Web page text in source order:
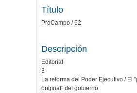
Título
ProCampo / 62
Descripción
Editorial
3
La reforma del Poder Ejecutivo / El
original" del gobierno